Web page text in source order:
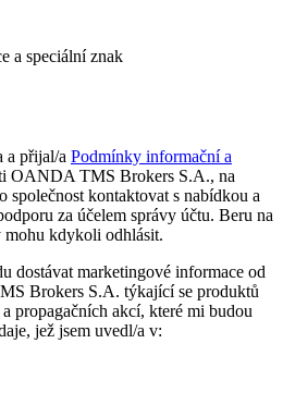
a speciální znak
a přijal/a Podmínky informační a
OANDA TMS Brokers S.A., na
společnost kontaktovat s nabídkou a
za účelem správy účtu. Beru na
mohu kdykoli odhlásit.
dostávat marketingové informace od
Brokers S.A. týkající se produktů
propagačních akcí, které mi budou
jež jsem uvedl/a v: